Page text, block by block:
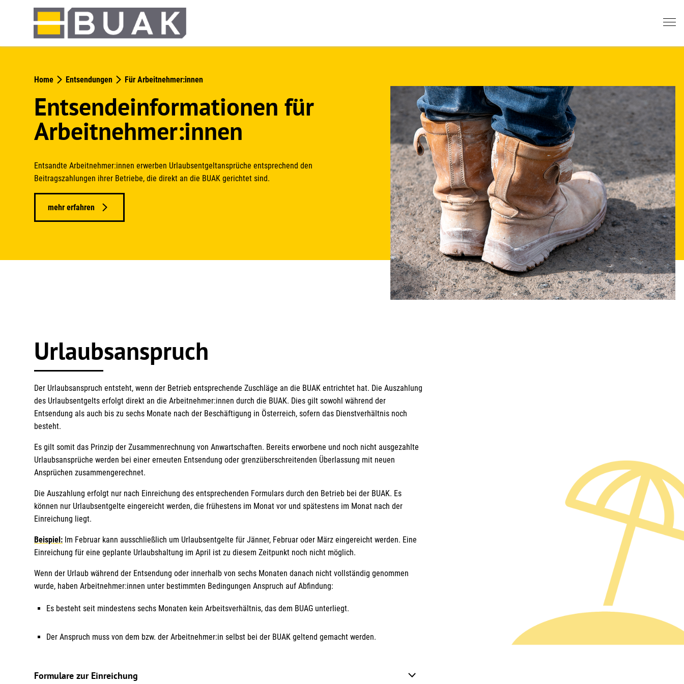
Home Entsendungen Für Arbeitnehmer:innen
Entsendeinformationen für
Arbeitnehmer:innen
Entsandte Arbeitnehmer:innen erwerben Urlaubsentgeltansprüche entsprechend den
Beitragszahlungen ihrer Betriebe, die direkt an die BUAK gerichtet sind.
mehr erfahren
Urlaubsanspruch
Der Urlaubsanspruch entsteht, wenn der Betrieb entsprechende Zuschläge an die BUAK entrichtet hat. Die Auszahlung
des Urlaubsentgelts erfolgt direkt an die Arbeitnehmer:innen durch die BUAK. Dies gilt sowohl während der
Entsendung als auch bis zu sechs Monate nach der Beschäftigung in Österreich, sofern das Dienstverhältnis noch
besteht.
Es gilt somit das Prinzip der Zusammenrechnung von Anwartschaften. Bereits erworbene und noch nicht ausgezahlte
Urlaubsansprüche werden bei einer erneuten Entsendung oder grenzüberschreitenden Überlassung mit neuen
Ansprüchen zusammengerechnet.
Die Auszahlung erfolgt nur nach Einreichung des entsprechenden Formulars durch den Betrieb bei der BUAK. Es
können nur Urlaubsentgelte eingereicht werden, die frühestens im Monat vor und spätestens im Monat nach der
Einreichung liegt.
Beispiel: Im Februar kann ausschließlich um Urlaubsentgelte für Jänner, Februar oder März eingereicht werden. Eine
Einreichung für eine geplante Urlaubshaltung im April ist zu diesem Zeitpunkt noch nicht möglich.
Wenn der Urlaub während der Entsendung oder innerhalb von sechs Monaten danach nicht vollständig genommen
wurde, haben Arbeitnehmer:innen unter bestimmten Bedingungen Anspruch auf Abfindung:
Es besteht seit mindestens sechs Monaten kein Arbeitsverhältnis, das dem BUAG unterliegt.
Der Anspruch muss von dem bzw. der Arbeitnehmer:in selbst bei der BUAK geltend gemacht werden.
Formulare zur Einreichung